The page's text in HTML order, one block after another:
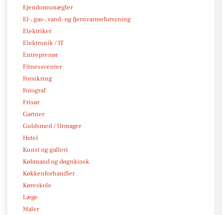
Ejendomsmægler
El-, gas-, vand- og fjernvarmeforsyning
Elektriker
Elektronik / IT
Entreprenør
Fitnesscenter
Forsikring
Fotograf
Frisør
Gartner
Guldsmed / Urmager
Hotel
Kunst og galleri
Købmand og døgnkiosk
Køkkenforhandler
Køreskole
Læge
Maler